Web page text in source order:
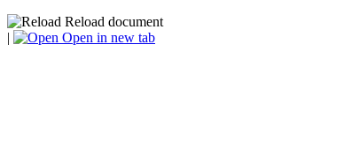
Reload document
|
Open in new tab